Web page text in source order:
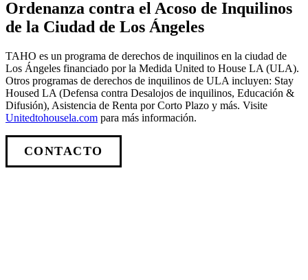
Ordenanza contra el Acoso de Inquilinos
de la Ciudad de Los Ángeles
TAHO es un programa de derechos de inquilinos en la ciudad de
Los Ángeles financiado por la Medida United to House LA (ULA).
Otros programas de derechos de inquilinos de ULA incluyen: Stay
Housed LA (Defensa contra Desalojos de inquilinos, Educación &
Difusión), Asistencia de Renta por Corto Plazo y más. Visite
Unitedtohousela.com para más información.
CONTACTO